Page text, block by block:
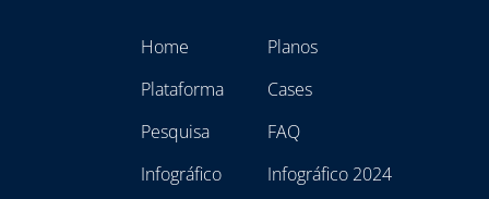
Home
Plataforma
Pesquisa
Infográfico
Planos
Cases
FAQ
Infográfico 2024